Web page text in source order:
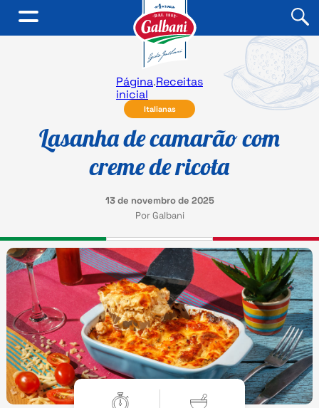
Página
inicial
.Receitas
Italianas
Lasanha de camarão com
creme de ricota
13 de novembro de 2025
Por Galbani